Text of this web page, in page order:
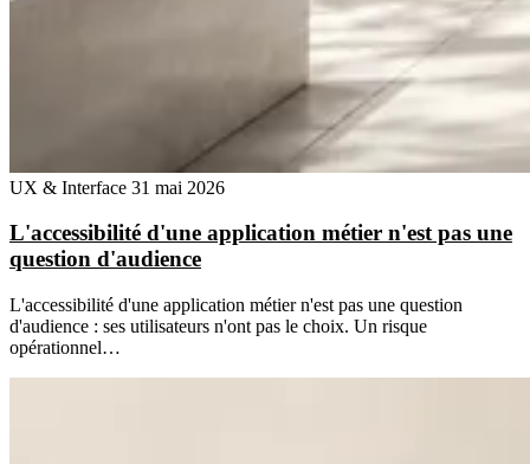
UX & Interface 31 mai 2026
L'accessibilité d'une application métier n'est pas une
question d'audience
L'accessibilité d'une application métier n'est pas une question
d'audience : ses utilisateurs n'ont pas le choix. Un risque
opérationnel…